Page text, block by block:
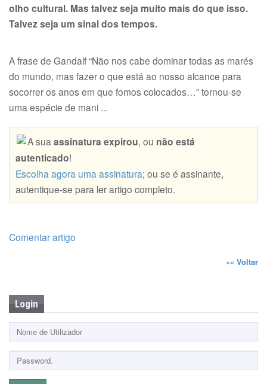
olho cultural. Mas talvez seja muito mais do que isso.
Talvez seja um sinal dos tempos.
A frase de Gandalf “Não nos cabe dominar todas as marés
do mundo, mas fazer o que está ao nosso alcance para
socorrer os anos em que fomos colocados…” tornou-se
uma espécie de mani ...
A sua assinatura expirou, ou não está
autenticado!
Escolha agora uma assinatura; ou se é assinante,
autentique-se para ler artigo completo.
Comentar artigo
«« Voltar
Login